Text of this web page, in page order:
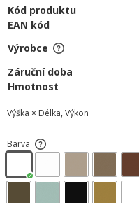
Kód produktu
EAN kód
Výrobce
Záruční doba
Hmotnost
Výška × Délka, Výkon
Barva